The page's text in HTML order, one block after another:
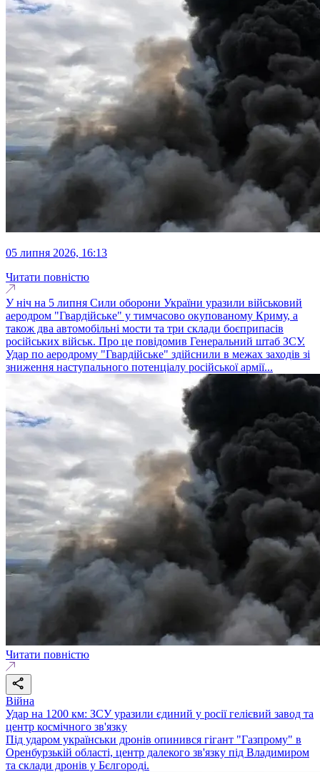
05 липня 2026, 16:13
Читати повністю
У ніч на 5 липня Сили оборони України уразили військовий
аеродром "Гвардійське" у тимчасово окупованому Криму, а
також два автомобільні мости та три склади боєприпасів
російських військ. Про це повідомив Генеральний штаб ЗСУ.
Удар по аеродрому "Гвардійське" здійснили в межах заходів зі
зниження наступального потенціалу російської армії...
Читати повністю
Війна
Удар на 1200 км: ЗСУ уразили єдиний у росії гелієвий завод та
центр космічного зв'язку
Під ударом українськи дронів опинився гігант "Газпрому" в
Оренбурзькій області, центр далекого зв'язку під Владимиром
та склади дронів у Бєлгороді.